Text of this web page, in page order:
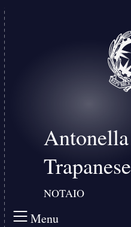
Antonella
Trapanese
NOTAIO
Menu